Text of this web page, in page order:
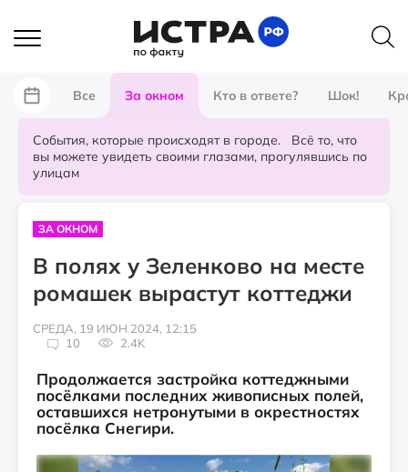
Все За окном Кто в ответе? Шок!
События, которые происходят в городе. Всё то, что
вы можете увидеть своими глазами, прогулявшись по
улицам
ЗА ОКНОМ
В полях у Зеленково на месте
ромашек вырастут коттеджи
СРЕДА, 19 ИЮН 2024, 12:15
10
2.4K
Продолжается застройка коттеджными
посёлками последних живописных полей,
оставшихся нетронутыми в окрестностях
посёлка Снегири.